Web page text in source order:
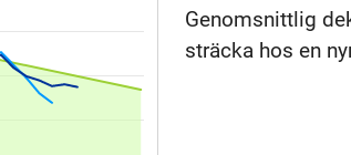
Genomsnittlig
sträcka hos en